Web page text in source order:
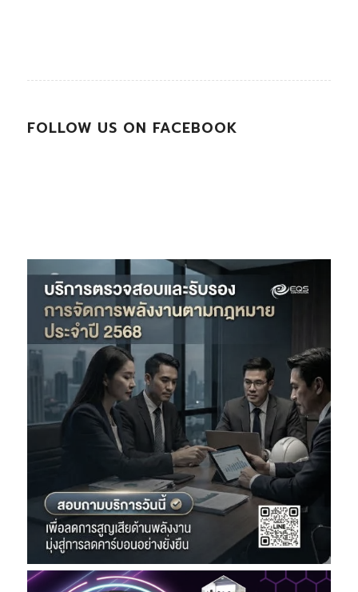
FOLLOW US ON FACEBOOK